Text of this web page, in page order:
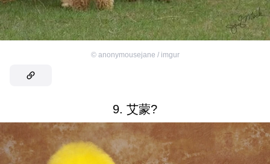
© anonymousejane / imgur
9. 艾蒙?